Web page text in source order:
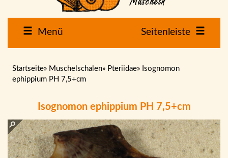
Menü Seitenleiste
Startseite» Muschelschalen» Pteriidae» Isognomon
ephippium PH 7,5+cm
Isognomon ephippium PH 7,5+cm